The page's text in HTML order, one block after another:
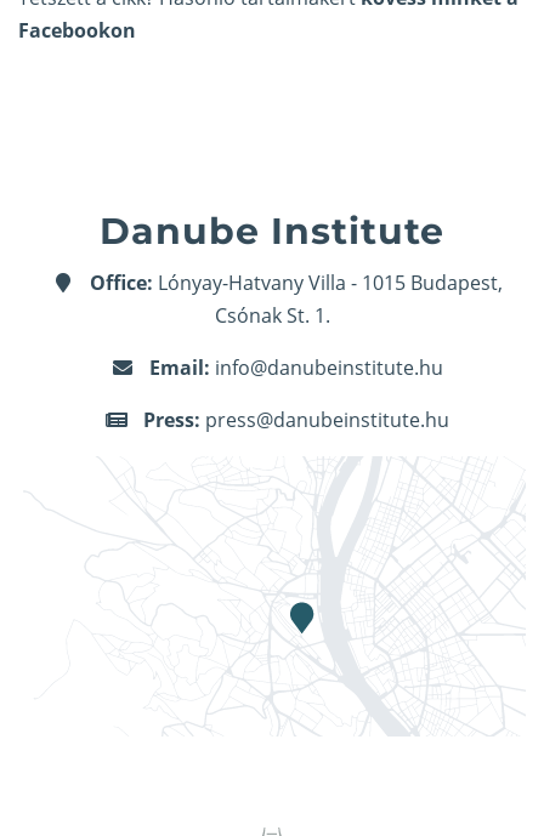
Facebookon
Danube Institute
Office: Lónyay-Hatvany Villa - 1015 Budapest,
Csónak St. 1.
Email: info@danubeinstitute.hu
Press: press@danubeinstitute.hu